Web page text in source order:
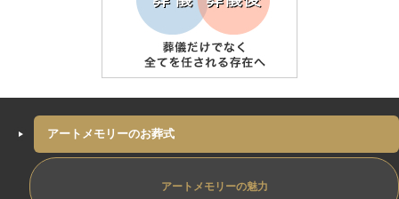
アートメモリーのお葬式
アートメモリーの魅力